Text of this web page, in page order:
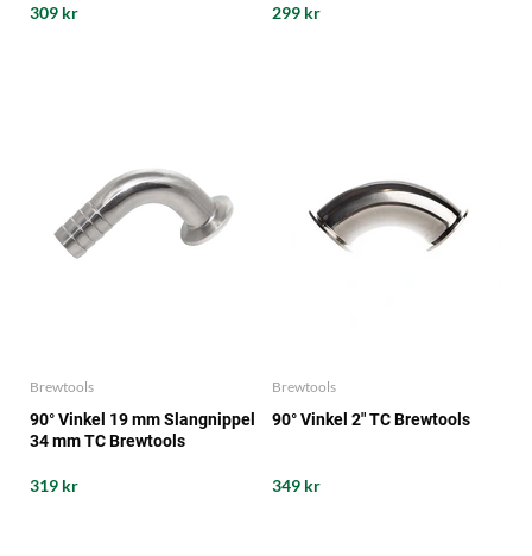
309 kr 299 kr
Brewtools
90° Vinkel 19 mm Slangnippel
34 mm TC Brewtools
319 kr
Brewtools
90° Vinkel 2" TC Brewtools
349 kr